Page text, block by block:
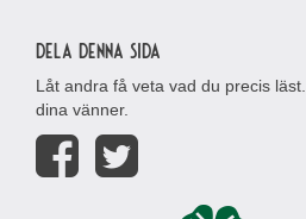
Dela denna sida
Låt andra få veta vad du precis
dina vänner.